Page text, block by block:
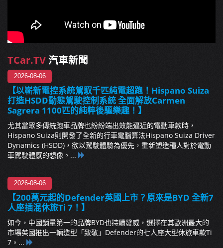
TCar.TV汽車新聞
2026-08-06
【以嶄新電控系統駕馭千匹純電超跑！Hispano Suiza
打造HSDD動態駕駛控制系統 全面解放Carmen
Sagrera 1100匹的純粹後驅樂趣！】
尤其當眾多傳統跑車品牌也紛紛端出效能逼近的電動車款時，
Hispano Suiza則開發了全新的行車電腦算法Hispano Suiza Driver
Dynamics (HSDD)，欲以駕駛體驗為優先，重新塑造種人對於電動
車駕駛體感的想像。...
2026-08-06
【200萬元起的Defender英國上市？原來是BYD 全新7
人座插混休旅Ti 7！】
如今，中國銷量第一的品牌BYD也持續發威，選擇在其歐洲最大的
市場英國推出一輛造型「致敬」Defender的七人座大型休旅車款Ti
7。...